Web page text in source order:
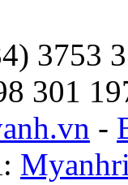
3753
301
-